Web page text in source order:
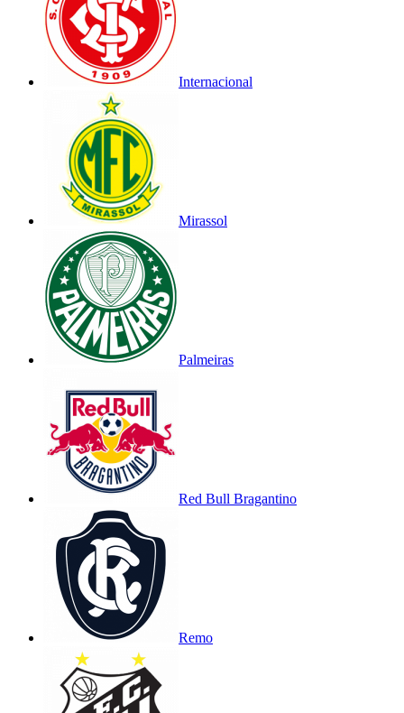
Internacional
Mirassol
Palmeiras
Red Bull Bragantino
Remo